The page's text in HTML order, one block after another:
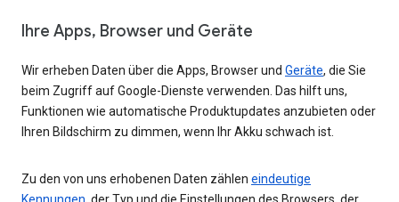
Ihre Apps, Browser und Geräte
Wir erheben Daten über die Apps, Browser und Geräte, die Sie
beim Zugriff auf Google-Dienste verwenden. Das hilft uns,
Funktionen wie automatische Produktupdates anzubieten oder
Ihren Bildschirm zu dimmen, wenn Ihr Akku schwach ist.
Zu den von uns erhobenen Daten zählen eindeutige